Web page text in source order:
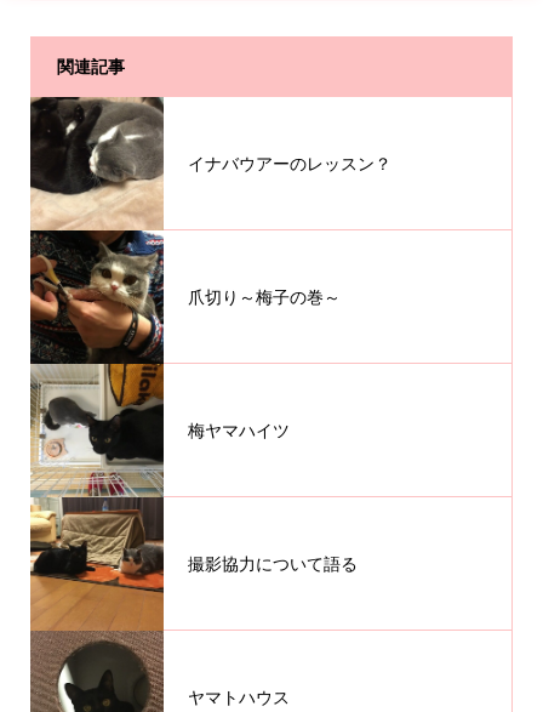
関連記事
イナバウアーのレッスン？
爪切り～梅子の巻～
梅ヤマハイツ
撮影協力について語る
ヤマトハウス